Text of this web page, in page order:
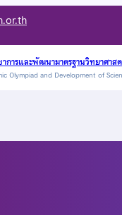
การและพัฒนามาตรฐานวิทยาศาส
Olympiad and Development of